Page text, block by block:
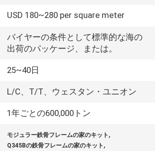
USD 180~280 per square meter
バイヤーの条件として標準的な海の
出荷のパッケージ、または。
25~40日
L/C、T/T、ウェスタン・ユニオン
1年ごとの600,000トン
モジュラー鉄骨フレームの家のキット ,
Q345Bの鉄骨フレームの家のキット ,